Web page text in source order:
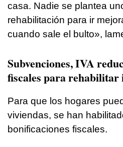
casa. Nadie se plantea
rehabilitación para ir
cuando sale el bulto»,
Subvenciones, IVA
fiscales para rehabilitar
Para que los hogares
viviendas, se han
bonificaciones fiscales.